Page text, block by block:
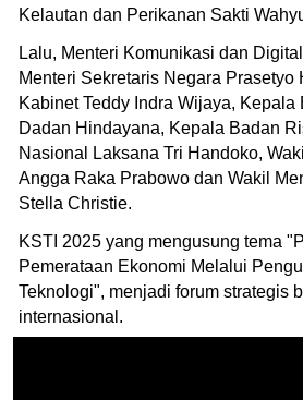
Kelautan dan Perikanan Sakti
Lalu, Menteri Komunikasi dan
Menteri Sekretaris Negara Prasetyo
Kabinet Teddy Indra Wijaya, Kepala
Dadan Hindayana, Kepala Badan
Nasional Laksana Tri Handoko,
Angga Raka Prabowo dan Wakil
Stella Christie.
KSTI 2025 yang mengusung tema
Pemerataan Ekonomi Melalui
Teknologi", menjadi forum strategis
internasional.